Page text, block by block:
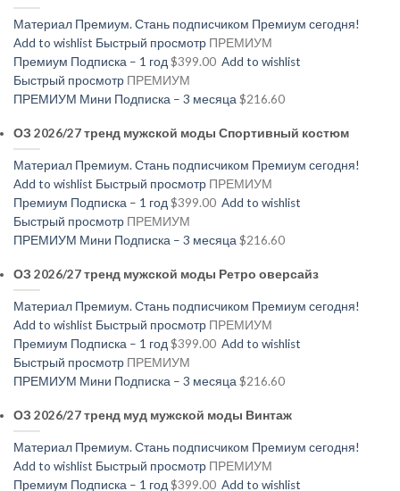
Материал Премиум. Стань подписчиком Премиум сегодня!
Add to wishlist Быстрый просмотр ПРЕМИУМ
Премиум Подписка – 1 год $399.00 Add to wishlist
Быстрый просмотр ПРЕМИУМ
ПРЕМИУМ Мини Подписка – 3 месяца $216.60
ОЗ 2026/27 тренд мужской моды Спортивный костюм
Материал Премиум. Стань подписчиком Премиум сегодня!
Add to wishlist Быстрый просмотр ПРЕМИУМ
Премиум Подписка – 1 год $399.00 Add to wishlist
Быстрый просмотр ПРЕМИУМ
ПРЕМИУМ Мини Подписка – 3 месяца $216.60
ОЗ 2026/27 тренд мужской моды Ретро оверсайз
Материал Премиум. Стань подписчиком Премиум сегодня!
Add to wishlist Быстрый просмотр ПРЕМИУМ
Премиум Подписка – 1 год $399.00 Add to wishlist
Быстрый просмотр ПРЕМИУМ
ПРЕМИУМ Мини Подписка – 3 месяца $216.60
ОЗ 2026/27 тренд муд мужской моды Винтаж
Материал Премиум. Стань подписчиком Премиум сегодня!
Add to wishlist Быстрый просмотр ПРЕМИУМ
Премиум Подписка – 1 год $399.00 Add to wishlist